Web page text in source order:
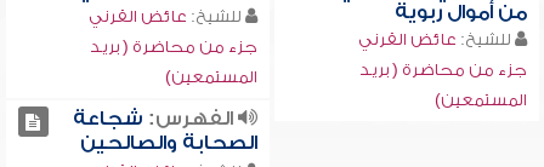
من أموال ربوية
للشيخ: عائض القرني
جزء من محاضرة ( بريد
المستمعين)
للشيخ: عائض القرني
جزء من محاضرة ( بريد
المستمعين)
الفهرس: شجاعة
الصحابة والصالحين